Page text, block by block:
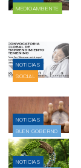
MEDIOAMBIENTE
NOTICIAS
SOCIAL
NOTICIAS
BUEN GOBIERNO
NOTICIAS